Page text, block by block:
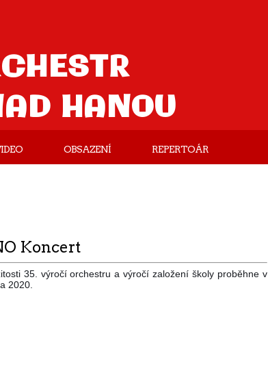
HANOU
OBSAZENÍ REPERTOÁR
Koncert
35. výročí orchestru a výročí založení školy proběhne v
2020.